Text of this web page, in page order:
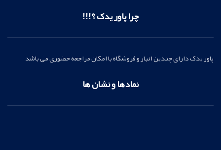
چرا پاور یدک ؟!!!
پاور یدک دارای چندین انبار و فروشگاه با امکان مراجعه حضوری می باشد
نمادها و نشان ها